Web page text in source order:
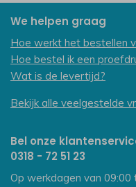
We helpen graag
Hoe werkt het bestellen
Hoe bestel ik een
Wat is de levertijd?
Bekijk alle veelgestelde
Bel onze
0318 - 72 51 23
Op werkdagen van 09:00